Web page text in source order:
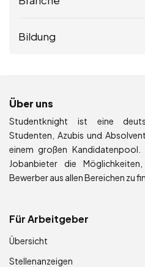
Bildung
Über uns
Studentknight ist eine
Studenten, Azubis und
einem großen
Jobanbieter die
Bewerber aus allen Bereichen zu
Für Arbeitgeber
Übersicht
Stellenanzeigen